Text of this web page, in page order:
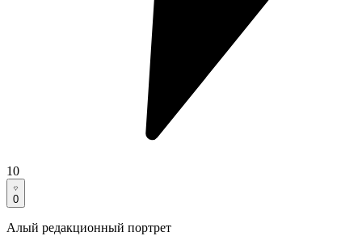
10
0
Алый редакционный портрет